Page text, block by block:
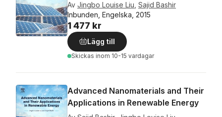
Av Jingbo Louise Liu Sajid Bashir
Inbunden, Engelska, 2015
1 477 kr
Lägg till
Skickas inom 10-15 vardagar
Advanced Nanomaterials and Their
Applications in Renewable Energy